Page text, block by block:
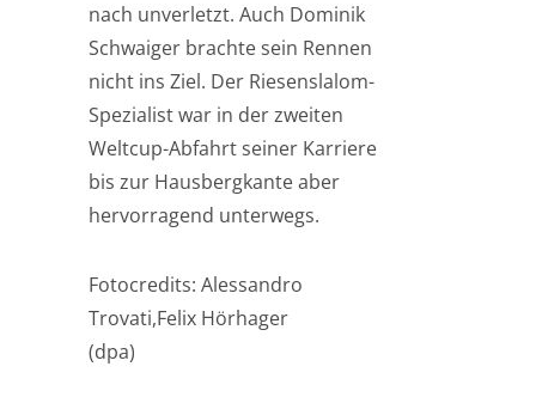
nach unverletzt. Auch Dominik
Schwaiger brachte sein Rennen
nicht ins Ziel. Der Riesenslalom-
Spezialist war in der zweiten
Weltcup-Abfahrt seiner Karriere
bis zur Hausbergkante aber
hervorragend unterwegs.
Fotocredits: Alessandro
Trovati,Felix Hörhager
(dpa)